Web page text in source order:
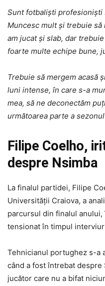
Sunt fotbaliști
Muncesc mult și trebuie să
am jucat și slab, dar
foarte multe echipe bune,
Trebuie să mergem acasă
luni intense, în care s-a
mea, să ne deconectăm
următoarea parte a
Filipe Coelho,
despre Nsimba
La finalul partidei, Filipe
Universității Craiova, a
parcursul din finalul anului,
tensionat în timpul
Tehnicianul portughez s-a
când a fost întrebat despre
jucător care nu a bifat